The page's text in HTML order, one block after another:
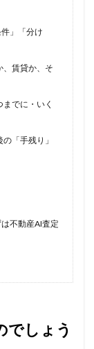
」「分け
賃貸か、そ
でに・いく
「手残り」
不動産AI査定
でしょう